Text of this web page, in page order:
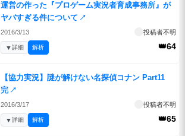
運営の作った『プロゲーム実況者育成事務所』が
ヤバすぎる件について ↗
2016/3/13 投稿者不明
👑64
▼詳細 解析
【協力実況】謎が解けない名探偵コナン Part11
完 ↗
2016/3/17 投稿者不明
👑65
▼詳細 解析